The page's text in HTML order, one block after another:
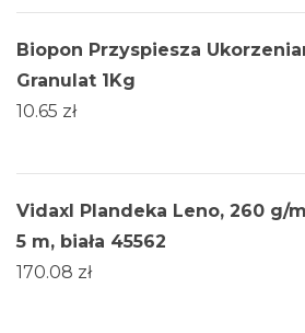
Biopon Przyspiesza
Granulat 1Kg
10.65 zł
Vidaxl Plandeka Leno, 260 g/
5 m, biała 45562
170.08 zł